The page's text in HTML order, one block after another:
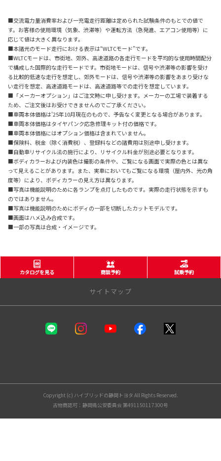
■交流電力量消費率および一充電走行距離は定められた試験条件のもとでの値で
す。お客様の使用環境（気象、渋滞等）や運転方法（急発進、エアコン使用等）に
応じて値は大きく異なります。
■本諸元のモード走行における表示は“WLTCモード”です。
■WLTCモードは、市街地、郊外、高速道路の各走行モードを平均的な使用時間配分
で構成した国際的な走行モードです。市街地モードは、信号や渋滞等の影響を受け
る比較的低速な走行を想定し、郊外モードは、信号や渋滞等の影響をあまり受けな
い走行を想定、高速道路モードは、高速道路等での走行を想定しています。
■「メーカーオプション」はご注文時に申し受けます。メーカーの工場で装着する
ため、ご注文後はお受けできませんのでご了承ください。
■車両本体価格は'25年10月現在のもので、予告なく変更となる場合があります。
■車両本体価格はタイヤパンク応急修理キット付の価格です。
■車両本体価格にはオプション価格は含まれていません。
■保険料、税金（除く消費税）、登録料などの諸費用は別途申し受けます。
■自動車リサイクル法の施行により、リサイクル料金が別途必要となります。
■ボディカラーおよび内装色は撮影の条件や、ご覧になる画面で実際の色とは異な
って見えることがあります。また、実車においてもご覧になる環境（屋内外、光の角
度等）により、ボディカラーの見え方は異なります。
■写真は機能説明のために各ランプを点灯したものです。実際の走行状態を示すも
のではありません。
■写真は機能説明のためにボディの一部を切断したカットモデルです。
■画面はハメ込み合成です。
■一部の写真は合成・イメージです。
カタログを見る 商談予約 試乗予約
サイトマップ
お支払いプラン
試乗車・展示車一覧Copyright (c) ハイブリッドの静岡トヨタ All Rights Reserved.
古物商認可：静岡県公安委員会 第491150117300号